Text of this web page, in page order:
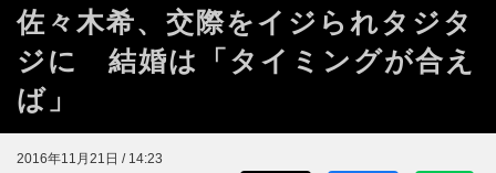
佐々木希、交際をイジられタジタ
ジに 結婚は「タイミングが合え
ば」
2016年11月21日 / 14:23